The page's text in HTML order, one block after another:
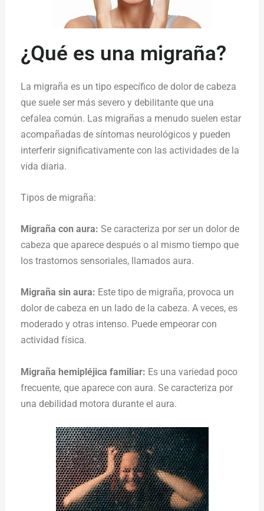
¿Qué es una migraña?
La migraña es un tipo específico de dolor de cabeza
que suele ser más severo y debilitante que una
cefalea común. Las migrañas a menudo suelen estar
acompañadas de síntomas neurológicos y pueden
interferir significativamente con las actividades de la
vida diaria.
Tipos de migraña:
Migraña con aura:Se caracteriza por ser un dolor de
cabeza que aparece después o al mismo tiempo que
los trastornos sensoriales, llamados aura.
Migraña sin aura: Este tipo de migraña, provoca un
dolor de cabeza en un lado de la cabeza. A veces, es
moderado y otras intenso. Puede empeorar con
actividad física.
Migraña hemipléjica familiar: Es una variedad poco
frecuente, que aparece con aura. Se caracteriza por
una debilidad motora durante el aura.